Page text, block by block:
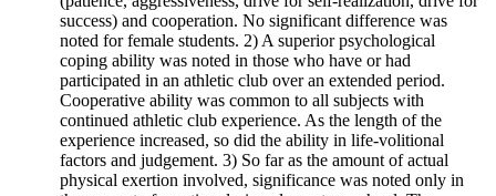
success) and cooperation. No significant difference was
noted for female students. 2) A superior psychological
coping ability was noted in those who have or had
participated in an athletic club over an extended period.
Cooperative ability was common to all subjects with
continued athletic club experience. As the length of the
experience increased, so did the ability in life-volitional
factors and judgement. 3) So far as the amount of actual
physical exertion involved, significance was noted only in